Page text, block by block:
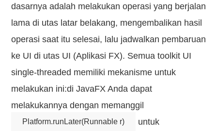
dasarnya adalah melakukan operasi yang berjalan
lama di utas latar belakang, mengembalikan hasil
operasi saat itu selesai, lalu jadwalkan pembaruan
ke UI di utas UI (Aplikasi FX). Semua toolkit UI
single-threaded memiliki mekanisme untuk
melakukan ini:di JavaFX Anda dapat
melakukannya dengan memanggil
Platform.runLater(Runnable r)
untuk